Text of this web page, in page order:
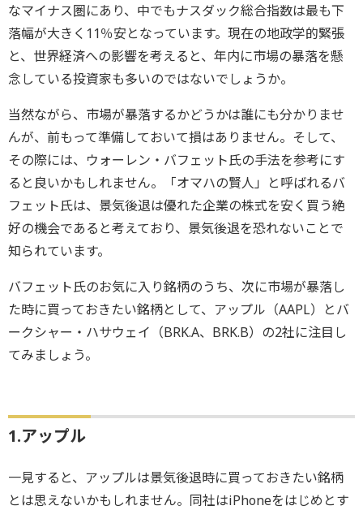
なマイナス圏にあり、中でもナスダック総合指数は最も下
落幅が大きく11％安となっています。現在の地政学的緊張
と、世界経済への影響を考えると、年内に市場の暴落を懸
念している投資家も多いのではないでしょうか。
当然ながら、市場が暴落するかどうかは誰にも分かりませ
んが、前もって準備しておいて損はありません。そして、
その際には、ウォーレン・バフェット氏の手法を参考にす
ると良いかもしれません。「オマハの賢人」と呼ばれるバ
フェット氏は、景気後退は優れた企業の株式を安く買う絶
好の機会であると考えており、景気後退を恐れないことで
知られています。
バフェット氏のお気に入り銘柄のうち、次に市場が暴落し
た時に買っておきたい銘柄として、アップル（AAPL）とバ
ークシャー・ハサウェイ（BRK.A、BRK.B）の2社に注目し
てみましょう。
1.アップル
一見すると、アップルは景気後退時に買っておきたい銘柄
とは思えないかもしれません。同社はiPhoneをはじめとす